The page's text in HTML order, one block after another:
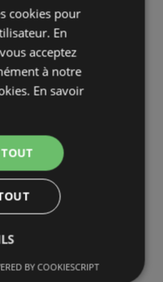
cookies pour
En
acceptez
à notre
En savoir
BY COOKIESCRIPT